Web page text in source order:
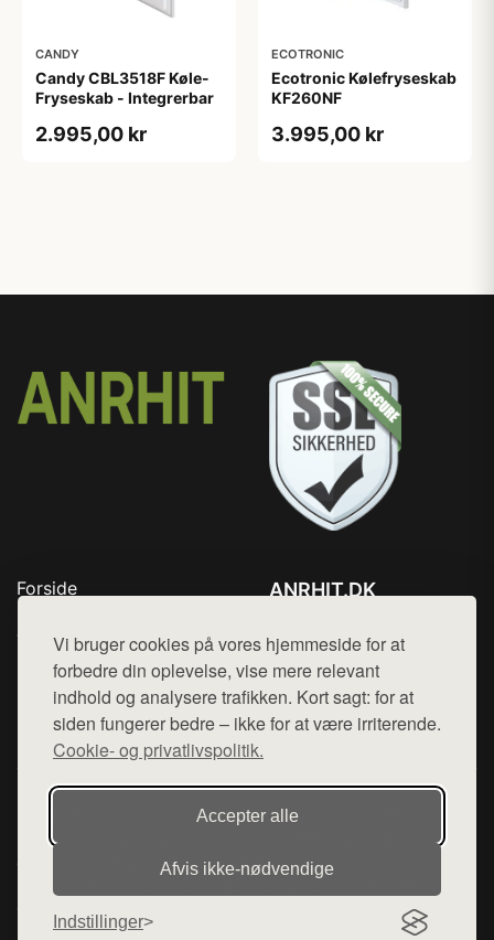
Vi bruger cookies på vores hjemmeside for at
forbedre din oplevelse, vise mere relevant
indhold og analysere trafikken. Kort sagt: for at
siden fungerer bedre – ikke for at være irriterende.
Cookie- og privatlivspolitik.
Accepter alle
Afvis ikke‑nødvendige
Indstillinger
CANDY
Candy CBL3518F Køle-
Fryseskab - Integrerbar
2.995,00 kr
ECOTRONIC
Ecotronic Kølefryseskab
KF260NF
3.995,00 kr
Forside
Top Rabatter
Blog
Kontakt
ANRHIT.DK
Mail: hej@want.dk
Cookie- og privatlivspolitik
Denne side er en del af want.dk, der udgiver en række
hjemmesider med præsentation af forskellige produkter fra
diverse webshops. Der sælges ikke varer fra denne side - vi
henviser til de shops, som sælger varen. Vi har heller ikke
varerne på lager.